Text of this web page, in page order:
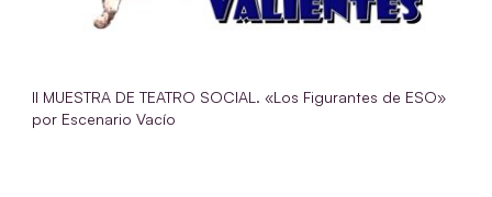
II MUESTRA DE TEATRO SOCIAL. «Los Figurantes de ESO»
por Escenario Vacío